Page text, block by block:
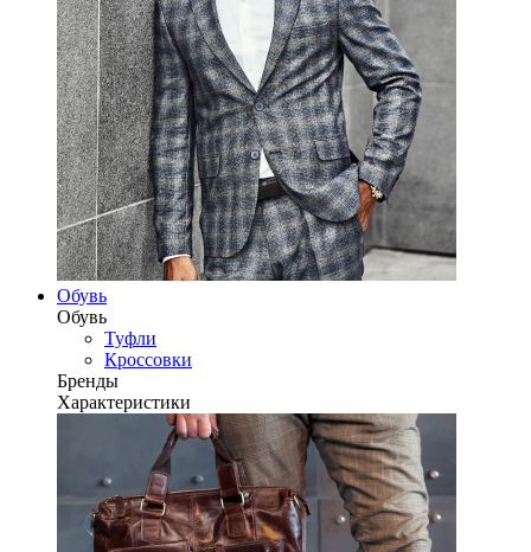
Обувь
Обувь
Туфли
Кроссовки
Бренды
Характеристики